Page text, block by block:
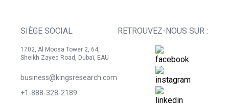
SIÈGE SOCIAL
1702, Al Moosa Tower 2, 64,
Sheikh Zayed Road, Dubaï, EAU
business@kingsresearch.com
+1-888-328-2189
RETROUVEZ-NOUS SUR :